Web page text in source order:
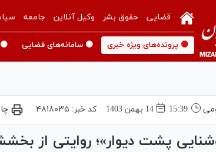
قضایی حقوق بشر وکیل آنلاین جامعه
🟡 پرونده‌های ویژه خبری 🟡 سامانه‌های قضایی
15:39 14 بهمن 1403 کد خبر: ۴۸۱۸۰۳۵
پشت دیوار»؛ روایتی از بخشش که ۴۵ نفر را